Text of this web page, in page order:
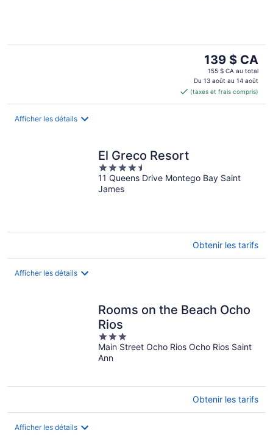
Le
prix
est
de 139 $ CA
par
139 $ CA
155 $ CA au total
Du 13 août au 14 août
(taxes et frais compris)
Afficher les détails
El Greco Resort
4.5
out
of
11 Queens Drive Montego Bay Saint
James
Obtenir les tarifs
Afficher les détails
Rooms on the Beach Ocho
Rios
3
out
of
Main Street Ocho Rios Ocho Rios Saint
Ann
Obtenir les tarifs
Afficher les détails